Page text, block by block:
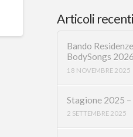
Articoli recenti
Bando
BodySongs 2026
18 NOVEMBRE 2025
Stagione 2025
2 SETTEMBRE 2025